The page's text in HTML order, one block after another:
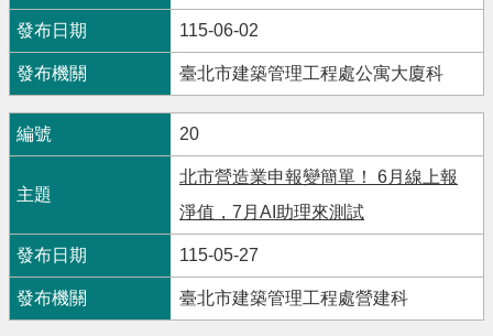
115-06-02
臺北市建築管理工程處公寓大廈科
20
北市營造業申報變簡單！ 6月線上報
淨值，7月AI助理來測試
115-05-27
臺北市建築管理工程處營建科